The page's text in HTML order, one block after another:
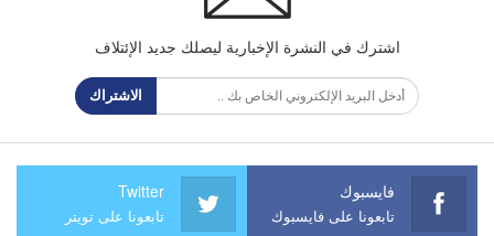
اشترك في النشرة الإخبارية ليصلك جديد الإئتلاف
الاشتراك
فايسبوك
تابعونا على فايسبوك
Twitter
تابعونا على تويتر